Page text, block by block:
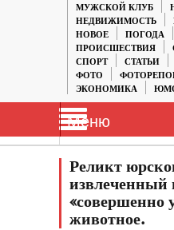
МУЖСКОЙ КЛУБ
НЕДВИЖИМОСТЬ
НОВОЕ
ПОГОДА
ПРОИСШЕСТВИЯ
СПОРТ
СТАТЬИ
ФОТО
ЭКОНОМИКА
Меню
Реликт
извлеченный
«совершенно
животное.